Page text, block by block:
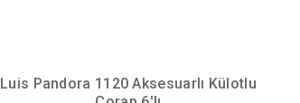
Luis Pandora 1120 Aksesuarlı Külotlu